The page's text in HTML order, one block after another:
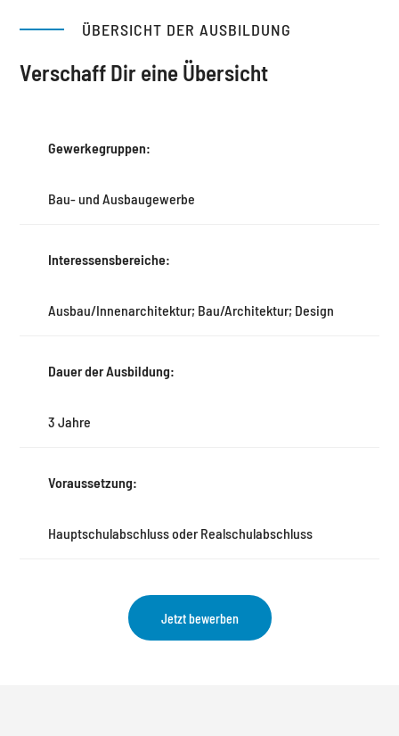
ÜBERSICHT DER AUSBILDUNG
Verschaff Dir eine Übersicht
Gewerkegruppen:
Bau- und Ausbaugewerbe
Interessensbereiche:
Ausbau/Innenarchitektur; Bau/Architektur; Design
Dauer der Ausbildung:
3 Jahre
Voraussetzung:
Hauptschulabschluss oder Realschulabschluss
Jetzt bewerben